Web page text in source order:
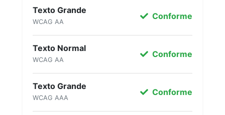
Texto Grande
WCAG AA
Conforme
Texto Normal
WCAG AA
Conforme
Texto Grande
WCAG AAA
Conforme